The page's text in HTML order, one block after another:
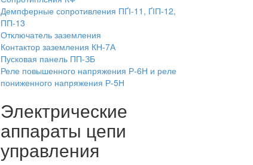
Демпферные сопротивления ПҐІ-11, ҐІП-12,
ПП-13
Отключатель заземления
Контактор заземления КН-7А
Пусковая панель ПП-ЗБ
Реле повышенного напряжения Р-6Н и реле
пониженного напряжения Р-5Н
Электрические
аппараты цепи
управления